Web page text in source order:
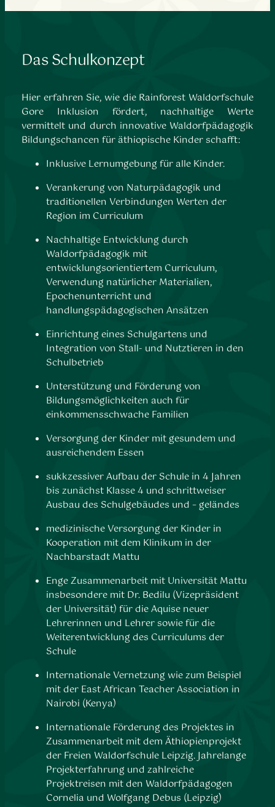
Das Schulkonzept
Hier erfahren Sie, wie die Rainforest Waldorfschule
Gore Inklusion fördert, nachhaltige Werte
vermittelt und durch innovative Waldorfpädagogik
Bildungschancen für äthiopische Kinder schafft:
Inklusive Lernumgebung für alle Kinder.
Verankerung von Naturpädagogik und
traditionellen Verbindungen Werten der
Region im Curriculum
Nachhaltige Entwicklung durch
Waldorfpädagogik mit
entwicklungsorientiertem Curriculum,
Verwendung natürlicher Materialien,
Epochenunterricht und
handlungspädagogischen Ansätzen
Einrichtung eines Schulgartens und
Integration von Stall- und Nutztieren in den
Schulbetrieb
Unterstützung und Förderung von
Bildungsmöglichkeiten auch für
einkommensschwache Familien
Versorgung der Kinder mit gesundem und
ausreichendem Essen
sukkzessiver Aufbau der Schule in 4 Jahren
bis zunächst Klasse 4 und schrittweiser
Ausbau des Schulgebäudes und – geländes
medizinische Versorgung der Kinder in
Kooperation mit dem Klinikum in der
Nachbarstadt Mattu
Enge Zusammenarbeit mit Universität Mattu
insbesondere mit Dr. Bedilu (Vizepräsident
der Universität) für die Aquise neuer
Lehrerinnen und Lehrer sowie für die
Weiterentwicklung des Curriculums der
Schule
Internationale Vernetzung wie zum Beispiel
mit der East African Teacher Association in
Nairobi (Kenya)
Internationale Förderung des Projektes in
Zusammenarbeit mit dem Äthiopienprojekt
der Freien Waldorfschule Leipzig. Jahrelange
Projekterfahrung und zahlreiche
Projektreisen mit den Waldorfpädagogen
Cornelia und Wolfgang Debus (Leipzig)